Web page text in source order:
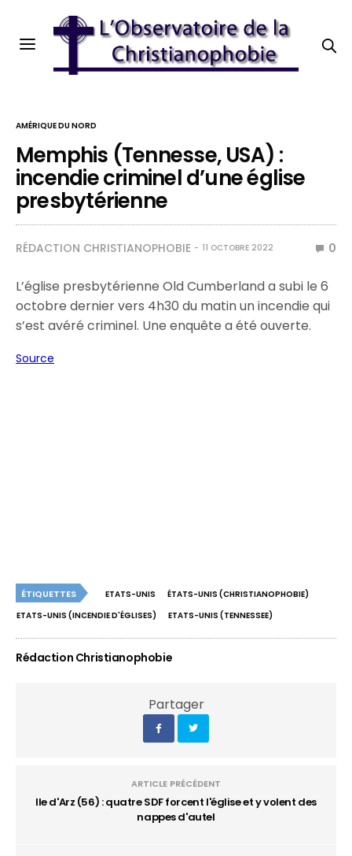
AMÉRIQUE DU NORD
Memphis (Tennesse, USA) :
incendie criminel d’une église
presbytérienne
RÉDACTION CHRISTIANOPHOBIE 11 OCTOBRE 2022 0
L’église presbytérienne Old Cumberland a subi le 6
octobre dernier vers 4h30 du matin un incendie qui
s’est avéré criminel. Une enquête a été ouverte.
Source
ÉTIQUETTES ETATS-UNIS
ÉTATS-UNIS (CHRISTIANOPHOBIE)
ETATS-UNIS (INCENDIE D'ÉGLISES)
ETATS-UNIS (TENNESSEE)
Rédaction Christianophobie
Partager
ARTICLE PRÉCÉDENT
Ile d'Arz (56) : quatre SDF forcent l'église et y volent des
nappes d'autel